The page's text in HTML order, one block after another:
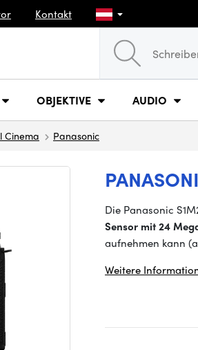
Kontakt
OBJEKTIVE AUDIO
Cinema Panasonic
Die Panasonic
Sensor mit 24
aufnehmen kann
Weitere